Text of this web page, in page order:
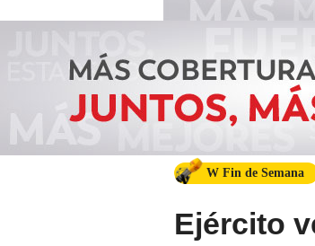
W Fin de Semana
Ejército